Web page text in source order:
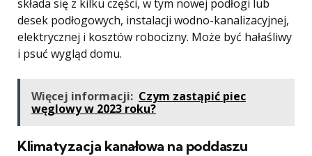
składa się z kilku części, w tym nowej podłogi lub
desek podłogowych, instalacji wodno-kanalizacyjnej,
elektrycznej i kosztów robocizny. Może być hałaśliwy
i psuć wygląd domu.
Więcej informacji: Czym zastąpić piec
węglowy w 2023 roku?
Klimatyzacja kanałowa na poddaszu